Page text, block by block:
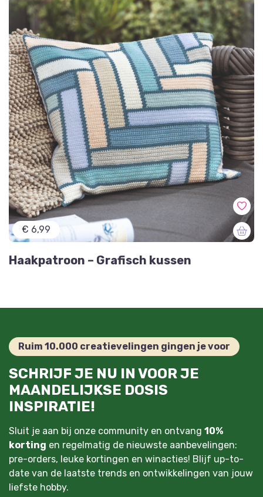
€ 6,99
Haakpatroon – Grafisch kussen
Ruim 10.000 creatievelingen gingen je voor
SCHRIJF JE NU IN VOOR JE
MAANDELIJKSE DOSIS
INSPIRATIE!
Sluit je aan bij onze community en ontvang 10%
korting en regelmatig de nieuwste aanbevelingen:
pre-orders, leuke kortingen en winacties! Blijf up-to-
date van de laatste trends en ontwikkelingen van jouw
liefste hobby.